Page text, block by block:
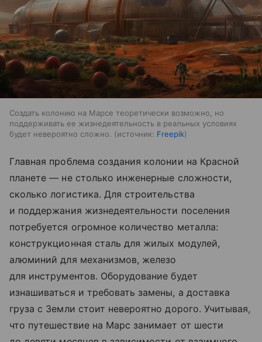
Создать колонию на Марсе теоретически возможно, но
поддерживать ее жизнедеятельность в реальных условиях
будет невероятно сложно.
источник: Freepik
Главная проблема создания колонии на Красной
планете — не столько инженерные сложности,
сколько логистика. Для строительства
и поддержания жизнедеятельности поселения
потребуется огромное количество металла:
конструкционная сталь для жилых модулей,
алюминий для механизмов, железо
для инструментов. Оборудование будет
изнашиваться и требовать замены, а доставка
груза с Земли стоит невероятно дорого. Учитывая,
что путешествие на Марс занимает от шести